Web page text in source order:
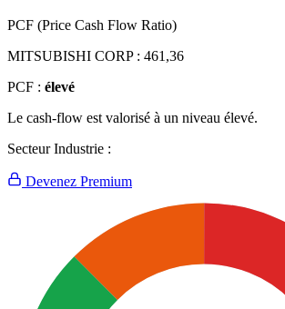
PCF (Price Cash Flow Ratio)
MITSUBISHI CORP : 461,36
PCF : élevé
Le cash-flow est valorisé à un niveau élevé.
Secteur Industrie :
Devenez Premium